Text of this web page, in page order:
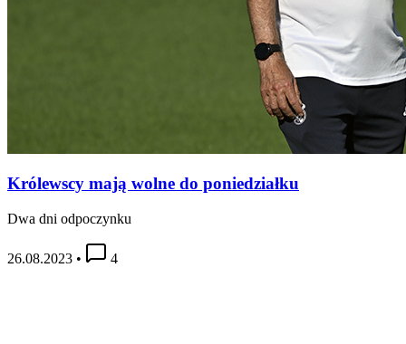
Królewscy mają wolne do poniedziałku
Dwa dni odpoczynku
26.08.2023 • 4